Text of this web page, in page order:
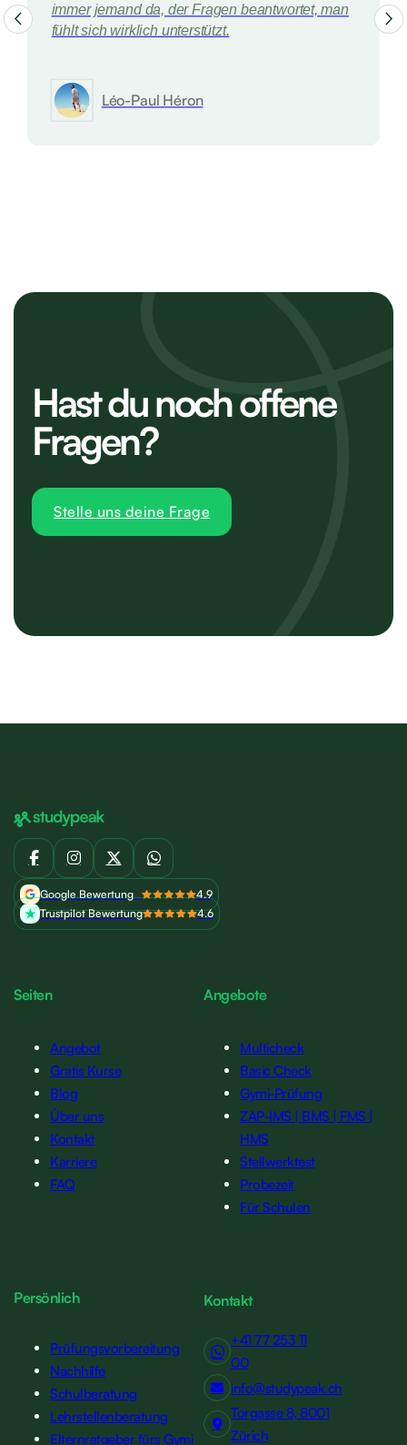
immer jemand da, der Fragen beantwortet, man
fühlt sich wirklich unterstützt.
Léo-Paul Héron
Hast du noch offene
Fragen?
Stelle uns deine Frage
Google Bewertung
4.9
Trustpilot Bewertung
4.6
Angebote
Multicheck
Basic Check
Gymi-Prüfung
ZAP-IMS | BMS | FMS |
HMS
Stellwerktest
Probezeit
Für Schulen
Seiten
Angebot
Gratis Kurse
Blog
Über uns
Kontakt
Karriere
FAQ
Kontakt
+41 77 253 11
00
info@studypeak.ch
Torgasse 8, 8001
Zürich
Persönlich
Prüfungsvorbereitung
Nachhilfe
Schulberatung
Lehrstellenberatung
Elternratgeber fürs Gymi